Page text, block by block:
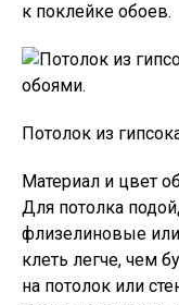
к поклейке обоев.
Потолок из
Материал и цвет
Для потолка
флизелиновые
клеть легче, чем
на потолок или